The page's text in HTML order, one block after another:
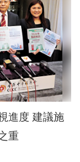
議施
中之重